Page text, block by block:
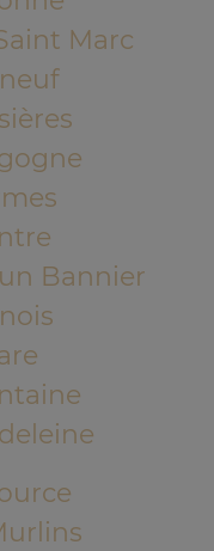
Marc
Bannier